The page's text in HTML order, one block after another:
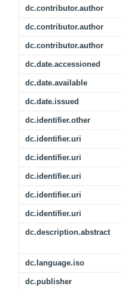
dc.contributor.author
dc.contributor.author
dc.contributor.author
dc.date.accessioned
dc.date.available
dc.date.issued
dc.identifier.other
dc.identifier.uri
dc.identifier.uri
dc.identifier.uri
dc.identifier.uri
dc.identifier.uri
dc.description.abstract
dc.language.iso
dc.publisher